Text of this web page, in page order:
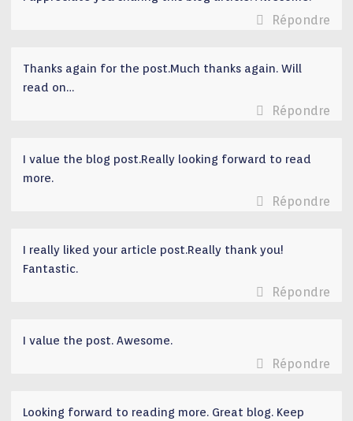
Répondre
Thanks again for the post.Much thanks again. Will
read on…
Répondre
I value the blog post.Really looking forward to read
more.
Répondre
I really liked your article post.Really thank you!
Fantastic.
Répondre
I value the post. Awesome.
Répondre
Looking forward to reading more. Great blog. Keep